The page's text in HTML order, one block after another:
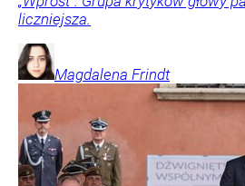
liczniejsza.
Magdalena Frindt